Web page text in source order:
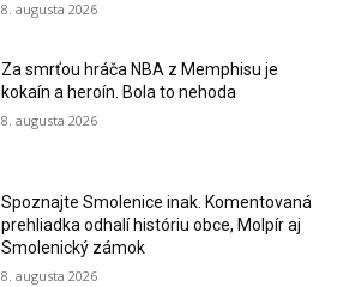
8. augusta 2026
Za smrťou hráča NBA z Memphisu je
kokaín a heroín. Bola to nehoda
8. augusta 2026
Spoznajte Smolenice inak. Komentovaná
prehliadka odhalí históriu obce, Molpír aj
Smolenický zámok
8. augusta 2026